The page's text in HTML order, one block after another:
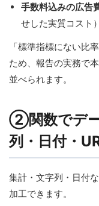
手数料込みの広告
せした実質コスト）
「標準指標にない比
ため、報告の実務で
並べられます。
②関数でデ
列・日付・
集計・文字列・日付
加工できます。